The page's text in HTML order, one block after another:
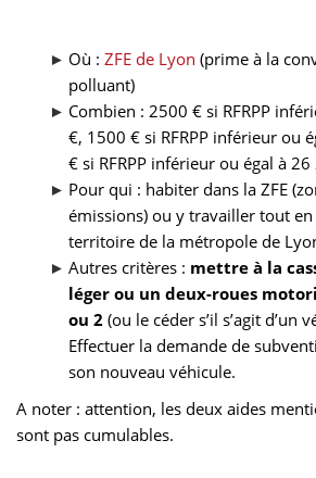
Où : ZFE de Lyon (prime à la
polluant)
Combien : 2500 € si RFRPP
€, 1500 € si RFRPP inférieur ou
€ si RFRPP inférieur ou égal à
Pour qui : habiter dans la ZFE
émissions) ou y travailler tout
territoire de la métropole de
Autres critères : mettre à la
léger ou un deux-roues
ou 2 (ou le céder s’il s’agit d’un
Effectuer la demande de
son nouveau véhicule.
A noter : attention, les deux aides
sont pas cumulables.